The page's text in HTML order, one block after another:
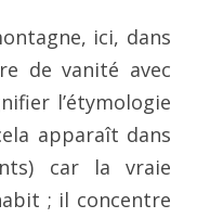
ici, dans
de vanité avec
l’étymologie
apparaît dans
car la vraie
; il concentre